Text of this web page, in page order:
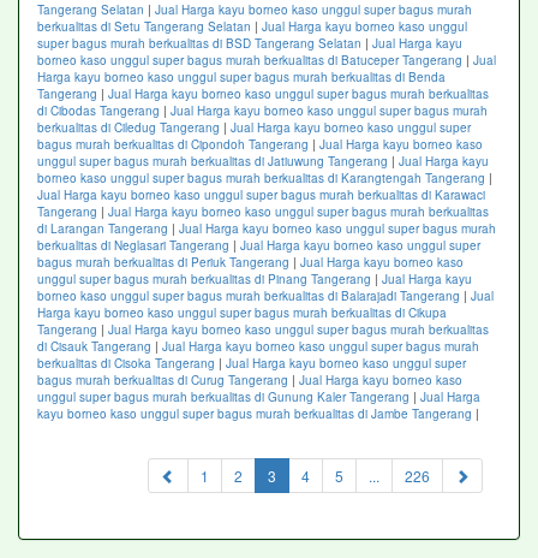
Tangerang Selatan | Jual Harga kayu borneo kaso unggul super bagus murah
berkualitas di Setu Tangerang Selatan | Jual Harga kayu borneo kaso unggul
super bagus murah berkualitas di BSD Tangerang Selatan | Jual Harga kayu
borneo kaso unggul super bagus murah berkualitas di Batuceper Tangerang | Jual
Harga kayu borneo kaso unggul super bagus murah berkualitas di Benda
Tangerang | Jual Harga kayu borneo kaso unggul super bagus murah berkualitas
di Cibodas Tangerang | Jual Harga kayu borneo kaso unggul super bagus murah
berkualitas di Ciledug Tangerang | Jual Harga kayu borneo kaso unggul super
bagus murah berkualitas di Cipondoh Tangerang | Jual Harga kayu borneo kaso
unggul super bagus murah berkualitas di Jatiuwung Tangerang | Jual Harga kayu
borneo kaso unggul super bagus murah berkualitas di Karangtengah Tangerang |
Jual Harga kayu borneo kaso unggul super bagus murah berkualitas di Karawaci
Tangerang | Jual Harga kayu borneo kaso unggul super bagus murah berkualitas
di Larangan Tangerang | Jual Harga kayu borneo kaso unggul super bagus murah
berkualitas di Neglasari Tangerang | Jual Harga kayu borneo kaso unggul super
bagus murah berkualitas di Periuk Tangerang | Jual Harga kayu borneo kaso
unggul super bagus murah berkualitas di Pinang Tangerang | Jual Harga kayu
borneo kaso unggul super bagus murah berkualitas di Balarajadi Tangerang | Jual
Harga kayu borneo kaso unggul super bagus murah berkualitas di Cikupa
Tangerang | Jual Harga kayu borneo kaso unggul super bagus murah berkualitas
di Cisauk Tangerang | Jual Harga kayu borneo kaso unggul super bagus murah
berkualitas di Cisoka Tangerang | Jual Harga kayu borneo kaso unggul super
bagus murah berkualitas di Curug Tangerang | Jual Harga kayu borneo kaso
unggul super bagus murah berkualitas di Gunung Kaler Tangerang | Jual Harga
kayu borneo kaso unggul super bagus murah berkualitas di Jambe Tangerang |
1 2 3 (current)
4 5 ... 226